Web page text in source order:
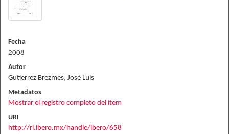
Fecha
2008
Autor
Gutierrez Brezmes, José Luis
Metadatos
Mostrar el registro completo del ítem
URI
http://ri.ibero.mx/handle/ibero/658